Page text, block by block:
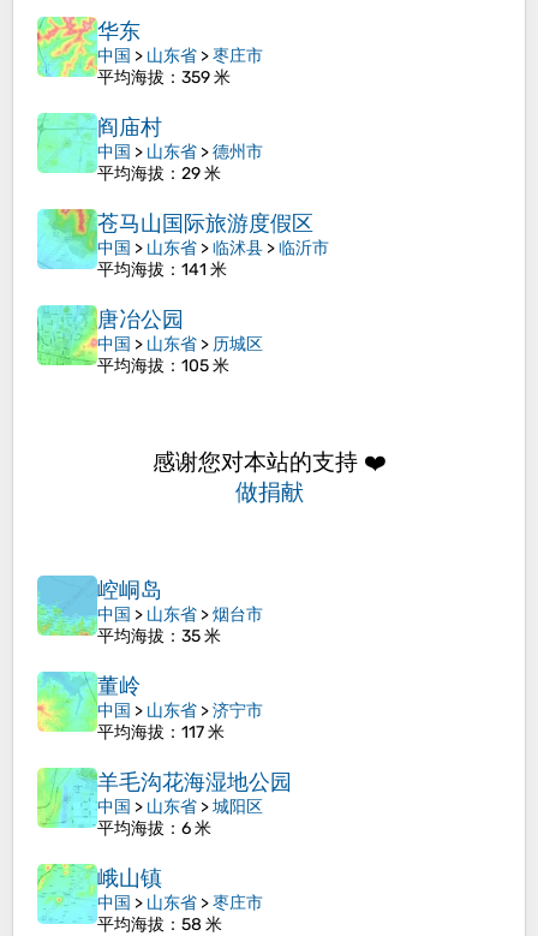
华东
中国 > 山东省 >枣庄市
平均海拔 ：359 米
阎庙村
中国 > 山东省 >德州市
平均海拔 ：29 米
苍马山国际旅游度假区
中国 > 山东省 >临沭县 >临沂市
平均海拔 ：141 米
唐冶公园
中国 > 山东省 > 历城区
平均海拔 ：105 米
感谢您对本站的支持 ❤️
做捐献
崆峒岛
中国 > 山东省 >烟台市
平均海拔 ：35 米
董岭
中国 > 山东省 >济宁市
平均海拔 ：117 米
羊毛沟花海湿地公园
中国 > 山东省 >城阳区
平均海拔 ：6 米
峨山镇
中国 > 山东省 >枣庄市
平均海拔 ：58 米